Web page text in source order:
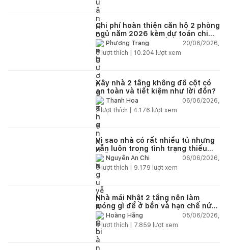
Chi phí hoàn thiện căn hộ 2 phòng
ngủ năm 2026 kèm dự toán chi
tiết và ví dụ thực tế
Phương Trang
20/06/2026,
5 lượt thích | 10.204 lượt xem
Xây nhà 2 tầng không đổ cột có
an toàn và tiết kiệm như lời đồn?
Thanh Hoa
06/06/2026,
2lượt thích | 4.176 lượt xem
Vì sao nhà có rất nhiều tủ nhưng
vẫn luôn trong tình trạng thiếu
chỗ chứa đồ?
Nguyễn An Chi
06/06/2026,
5lượt thích | 9.179 lượt xem
Nhà mái Nhật 2 tầng nên làm
móng gì để ở bền và hạn chế nứt
lún?Hoàng Hằng
05/06/2026,
5lượt thích | 7.859 lượt xem